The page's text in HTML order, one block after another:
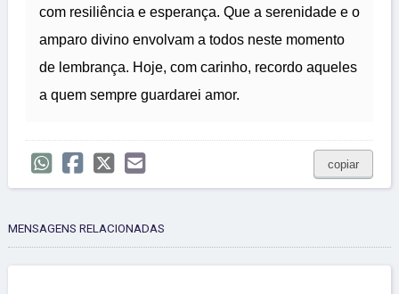
com resiliência e esperança. Que a serenidade e o
amparo divino envolvam a todos neste momento
de lembrança. Hoje, com carinho, recordo aqueles
a quem sempre guardarei amor.
copiar
MENSAGENS RELACIONADAS